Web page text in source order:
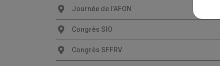
Journée de l’AFON
Congrès SIO
Congrès SFFRV